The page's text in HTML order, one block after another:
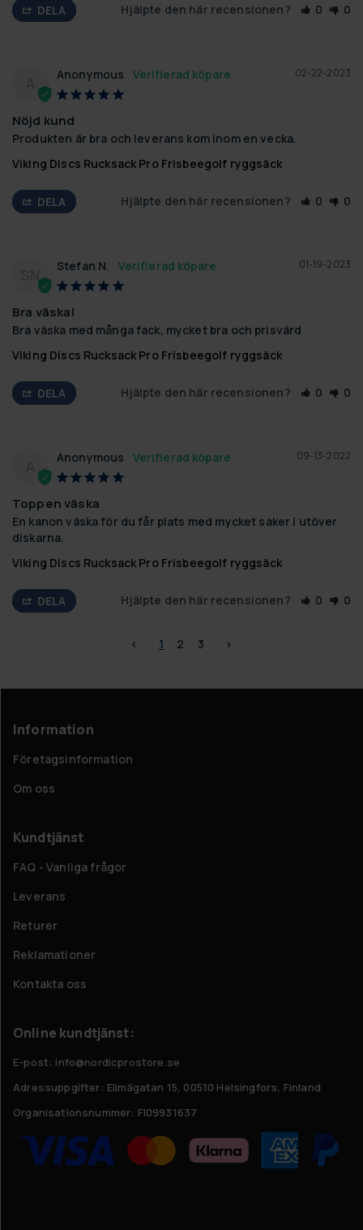
DELA Hjälpte den här recensionen? 0 0
02-22-2023
Anonymous
Nöjd kund
Produkten är bra och leverans kom inom en vecka.
Viking Discs Rucksack Pro Frisbeegolf ryggsäck
DELA Hjälpte den här recensionen? 0 0
SN
01-19-2023
Stefan N.
Bra väska!
Bra väska med många fack, mycket bra och prisvärd
Viking Discs Rucksack Pro Frisbeegolf ryggsäck
DELA Hjälpte den här recensionen? 0 0
09-13-2022
Anonymous
Toppen väska
En kanon väska för du får plats med mycket saker i utöver
diskarna.
Viking Discs Rucksack Pro Frisbeegolf ryggsäck
DELA Hjälpte den här recensionen? 0 0
< 1 2 3 >
Information
Företagsinformation
Om oss
Kundtjänst
FAQ - Vanliga frågor
Leverans
Returer
Reklamationer
Kontakta oss
Online kundtjänst:
E-post: info@nordicprostore.se
Adressuppgifter: Elimägatan 15, 00510 Helsingfors, Finland
Organisationsnummer: FI09931637